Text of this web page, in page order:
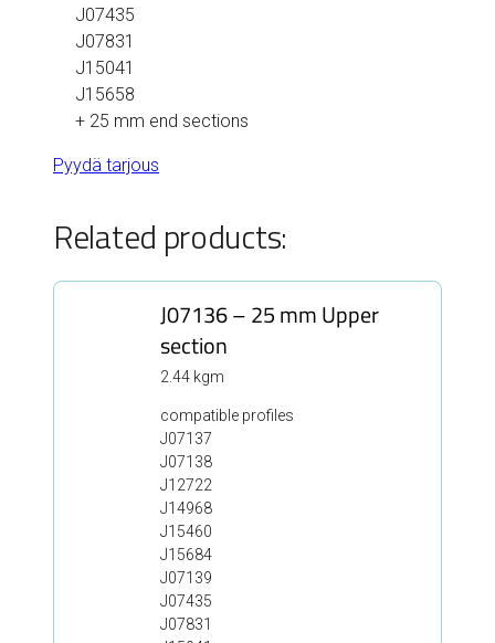
J07435
J07831
J15041
J15658
+ 25 mm end sections
Pyydä tarjous
Related products:
J07136 – 25 mm Upper
section
2.44 kgm
compatible profiles
J07137
J07138
J12722
J14968
J15460
J15684
J07139
J07435
J07831